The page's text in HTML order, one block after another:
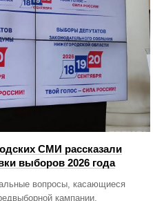
СМИ рассказали
выборов 2026 года
вопросы, касающиеся
кампании.